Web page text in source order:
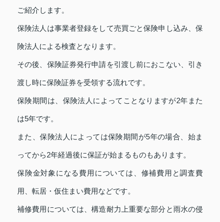
ご紹介します。
保険法人は事業者登録をして売買ごと保険申し込み、保
険法人による検査となります。
その後、保険証券発行申請を引渡し前におこない、引き
渡し時に保険証券を受領する流れです。
保険期間は、保険法人によってことなりますが2年また
は5年です。
また、保険法人によっては保険期間が5年の場合、始ま
ってから2年経過後に保証が始まるものもあります。
保険金対象になる費用については、修補費用と調査費
用、転居・仮住まい費用などです。
補修費用については、構造耐力上重要な部分と雨水の侵